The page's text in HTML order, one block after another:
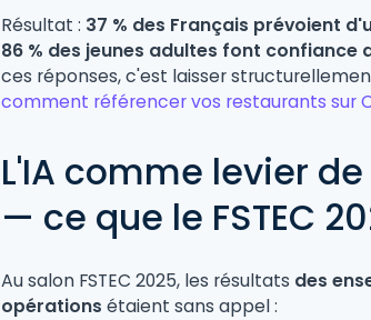
Résultat : 37 % des Français prévoient
86 % des jeunes adultes font confiance
ces réponses, c'est laisser
comment référencer vos restaurants sur
L'IA comme levier
— ce que le FSTEC
Au salon FSTEC 2025, les résultats des
opérations étaient sans appel :